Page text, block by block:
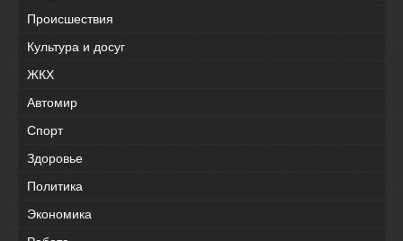
Происшествия
Культура и досуг
ЖКХ
Автомир
Спорт
Здоровье
Политика
Экономика